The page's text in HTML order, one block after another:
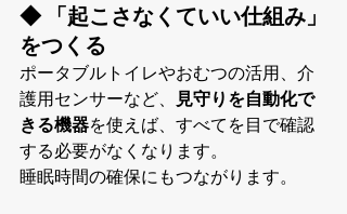
◆ 「起こさなくていい仕組み」
をつくる
ポータブルトイレやおむつの活用、介
護用センサーなど、 見守りを自動化で
きる機器を使えば、すべてを目で確認
する必要がなくなります。
睡眠時間の確保にもつながります。